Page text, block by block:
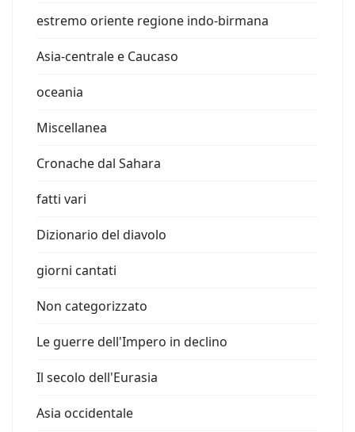
estremo oriente regione indo-birmana
Asia-centrale e Caucaso
oceania
Miscellanea
Cronache dal Sahara
fatti vari
Dizionario del diavolo
giorni cantati
Non categorizzato
Le guerre dell'Impero in declino
Il secolo dell'Eurasia
Asia occidentale